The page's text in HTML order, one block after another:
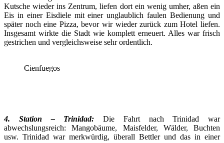
Kutsche wieder ins Zentrum, liefen dort ein wenig umher, aßen ein
Eis in einer Eisdiele mit einer unglaublich faulen Bedienung und
später noch eine Pizza, bevor wir wieder zurück zum Hotel liefen.
Insgesamt wirkte die Stadt wie komplett erneuert. Alles war frisch
gestrichen und vergleichsweise sehr ordentlich.
Cienfuegos
4. Station – Trinidad: Die Fahrt nach Trinidad war
abwechslungsreich: Mangobäume, Maisfelder, Wälder, Buchten
usw. Trinidad war merkwürdig, überall Bettler und das in einer